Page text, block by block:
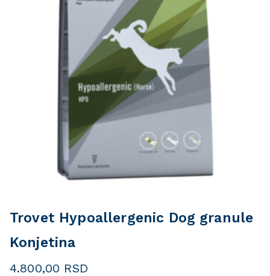
Trovet Hypoallergenic Dog granule
Konjetina
4.800,00 RSD